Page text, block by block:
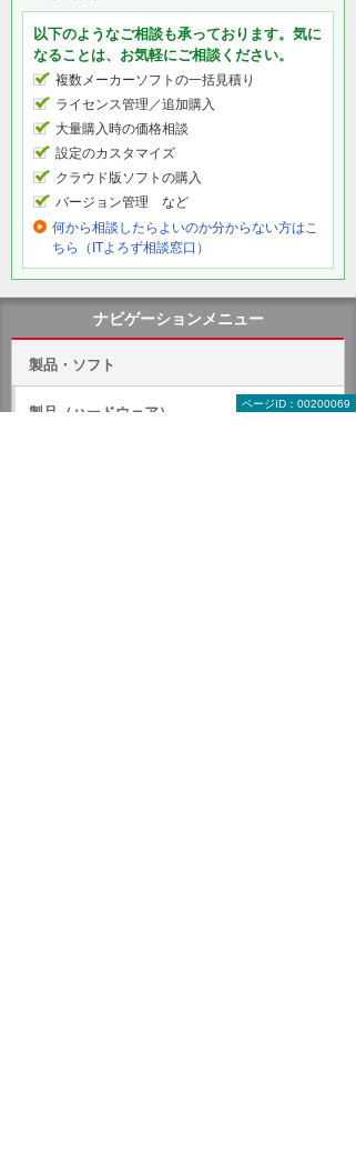
以下のようなご相談も承っております。気に
なることは、お気軽にご相談ください。
複数メーカーソフトの一括見積り
ライセンス管理／追加購入
大量購入時の価格相談
設定のカスタマイズ
クラウド版ソフトの購入
バージョン管理 など
何から相談したらよいのか分からない方はこ
ちら（ITよろず相談窓口）
ページID：00200069
ナビゲーションメニュー
製品・ソフト
製品（ハードウェア）